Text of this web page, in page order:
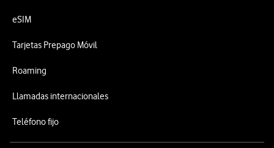
eSIM
Tarjetas Prepago Móvil
Roaming
Llamadas internacionales
Teléfono fijo